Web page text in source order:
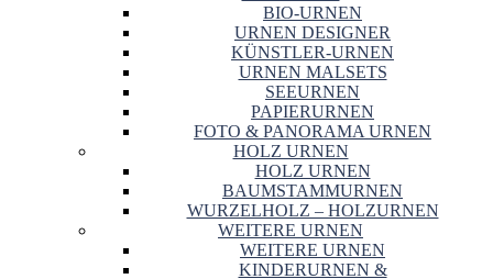
BIO-URNEN
URNEN DESIGNER
KÜNSTLER-URNEN
URNEN MALSETS
SEEURNEN
PAPIERURNEN
FOTO & PANORAMA URNEN
HOLZ URNEN
HOLZ URNEN
BAUMSTAMMURNEN
WURZELHOLZ – HOLZURNEN
WEITERE URNEN
WEITERE URNEN
KINDERURNEN &